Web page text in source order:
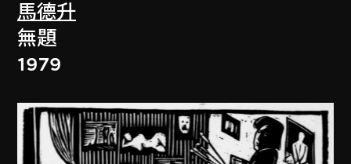
馬德升
無題
1979